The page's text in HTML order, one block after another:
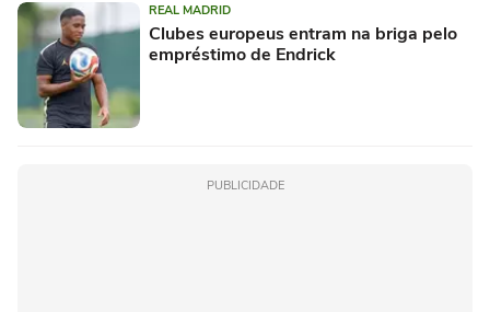
REAL MADRID
Clubes europeus entram na briga pelo
empréstimo de Endrick
PUBLICIDADE